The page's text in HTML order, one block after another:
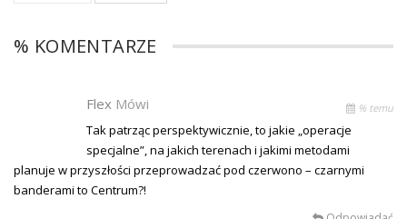
% KOMENTARZE
Flex Mówi % temu
Tak patrząc perspektywicznie, to jakie „operacje
specjalne”, na jakich terenach i jakimi metodami
planuje w przyszłości przeprowadzać pod czerwono – czarnymi
banderami to Centrum?!